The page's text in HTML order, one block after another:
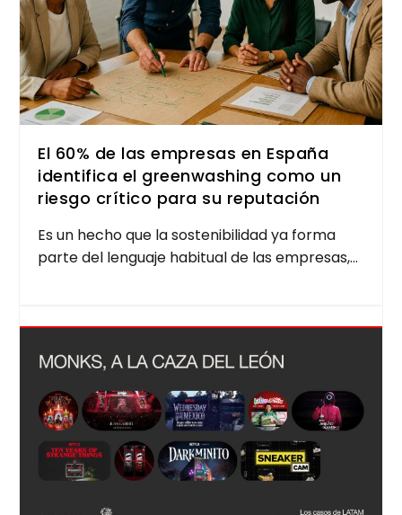
El 60% de las empresas en España
identifica el greenwashing como un
riesgo crítico para su reputación
Es un hecho que la sos­te­ni­bi­li­dad ya for­ma
par­te del len­gua­je habi­tual de las empre­sas,...